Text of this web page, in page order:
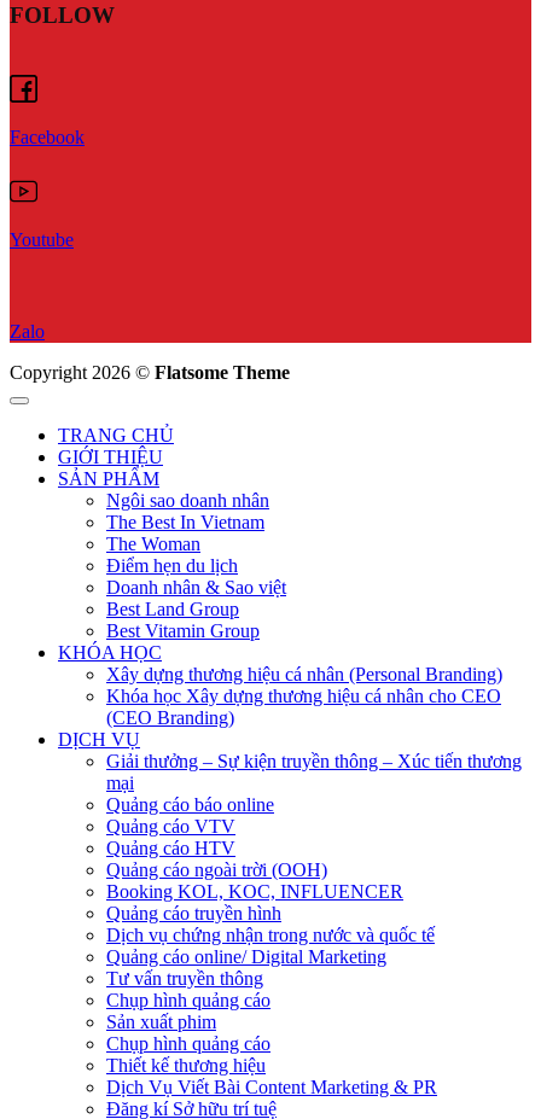
FOLLOW
Facebook
Youtube
Zalo
Copyright 2026 © Flatsome Theme
TRANG CHỦ
GIỚI THIỆU
SẢN PHẨM
Ngôi sao doanh nhân
The Best In Vietnam
The Woman
Điểm hẹn du lịch
Doanh nhân & Sao việt
Best Land Group
Best Vitamin Group
KHÓA HỌC
Xây dựng thương hiệu cá nhân (Personal Branding)
Khóa học Xây dựng thương hiệu cá nhân cho CEO
(CEO Branding)
DỊCH VỤ
Giải thưởng – Sự kiện truyền thông – Xúc tiến thương
mại
Quảng cáo báo online
Quảng cáo VTV
Quảng cáo HTV
Quảng cáo ngoài trời (OOH)
Booking KOL, KOC, INFLUENCER
Quảng cáo truyền hình
Dịch vụ chứng nhận trong nước và quốc tế
Quảng cáo online/ Digital Marketing
Tư vấn truyền thông
Chụp hình quảng cáo
Sản xuất phim
Chụp hình quảng cáo
Thiết kế thương hiệu
Dịch Vụ Viết Bài Content Marketing & PR
Đăng kí Sở hữu trí tuệ